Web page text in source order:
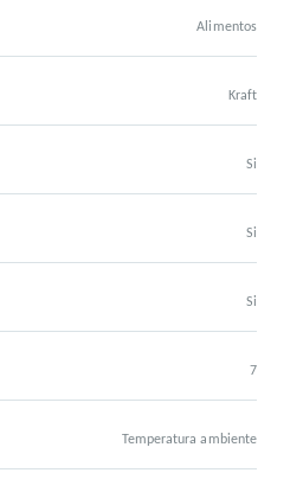
Alimentos
Kraft
Si
Si
Si
7
Temperatura ambiente